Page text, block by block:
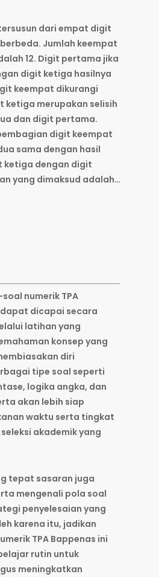
dari empat digit
Jumlah keempat
12. Digit pertama jika
digit ketiga hasilnya
keempat dikurangi
ketiga merupakan selisih
dan digit pertama.
digit keempat
sama dengan hasil
ketiga dengan digit
yang dimaksud adalah…
numerik TPA
dicapai secara
latihan yang
konsep yang
diri
tipe soal seperti
logika angka, dan
akan lebih siap
waktu serta tingkat
akademik yang
tepat sasaran juga
mengenali pola soal
penyelesaian yang
karena itu, jadikan
TPA Bappenas ini
rutin untuk
meningkatkan